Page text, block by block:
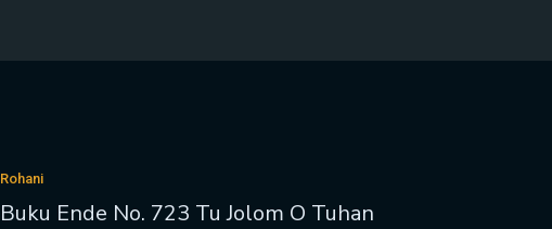
Rohani
Buku Ende No. 723 Tu Jolom O Tuhan